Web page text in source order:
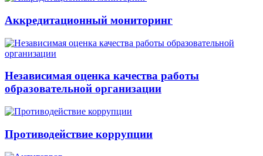
Аккредитационный мониторинг
Независимая оценка качества работы
образовательной организации
Противодействие коррупции